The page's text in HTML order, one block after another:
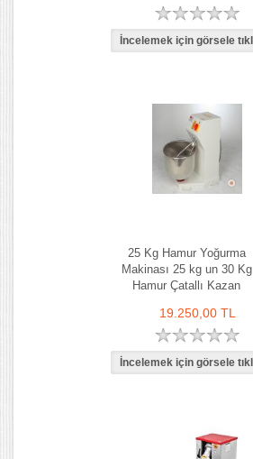
25 Kg Hamur Yoğurma
Makinası 25 kg un 30 Kg
Hamur Çatallı Kazan
19.250,00 TL